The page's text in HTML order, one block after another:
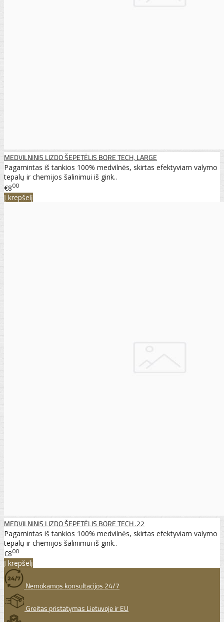
MEDVILNINIS LIZDO ŠEPETĖLIS BORE TECH, LARGE
Pagamintas iš tankios 100% medvilnės, skirtas efektyviam valymo
tepalų ir chemijos šalinimui iš gink..
€800
Į krepšelį
MEDVILNINIS LIZDO ŠEPETĖLIS BORE TECH .22
Pagamintas iš tankios 100% medvilnės, skirtas efektyviam valymo
tepalų ir chemijos šalinimui iš gink..
€800
Į krepšelį
Nemokamos konsultacijos 24/7
Greitas pristatymas Lietuvoje ir EU